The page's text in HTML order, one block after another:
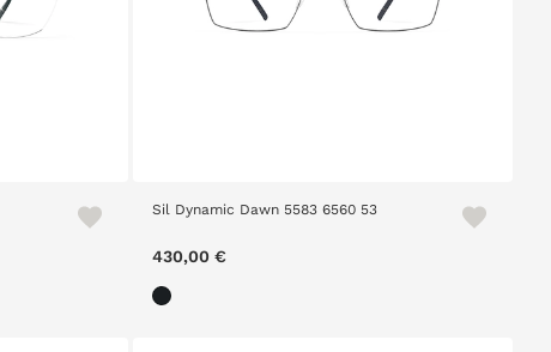
Sil Dynamic Dawn 5583 6560 53
430,00 €